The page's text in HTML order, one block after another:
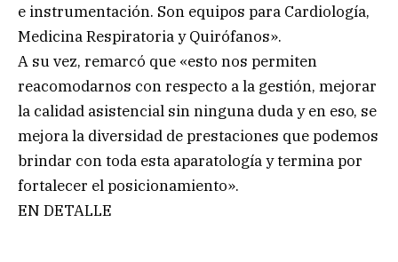
e instrumentación. Son equipos para Cardiología,
Medicina Respiratoria y Quirófanos».
A su vez, remarcó que «esto nos permiten
reacomodarnos con respecto a la gestión, mejorar
la calidad asistencial sin ninguna duda y en eso, se
mejora la diversidad de prestaciones que podemos
brindar con toda esta aparatología y termina por
fortalecer el posicionamiento».
EN DETALLE